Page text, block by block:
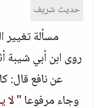
حديث شريف
مسألة تغيير
روى ابن أبي
عن نافع قال:
وجاء مرفوعا" لا